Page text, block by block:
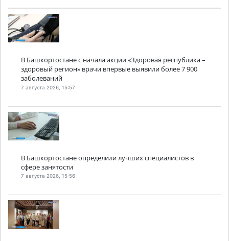
В Башкортостане с начала акции «Здоровая республика –
здоровый регион» врачи впервые выявили более 7 900
заболеваний
7 августа 2026, 15:57
В Башкортостане определили лучших специалистов в
сфере занятости
7 августа 2026, 15:56